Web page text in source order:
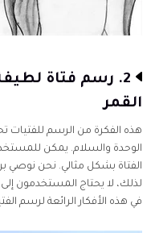
2. رسم فتاة
القمر
هذه الفكرة من الرسم
الوحدة والسلام. يمكن
الفتاة بشكل مثالي. نحن نوصي
لذلك، لا يحتاج المستخدمون
في هذه الأفكار الرائعة لرسم